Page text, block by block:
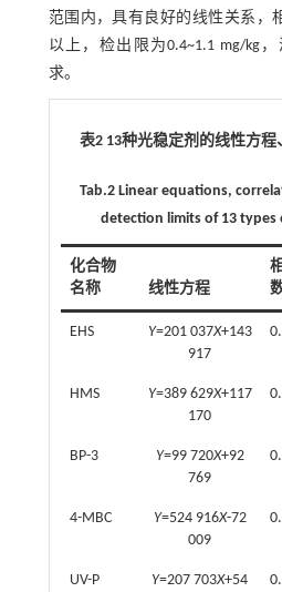
范围内，具有良好的线性关系，
以上，检出限为0.4~1.1 mg/kg
求。
表2 13种光稳定剂的线性方
Tab.2 Linear equations,
detection limits of 13 types
化合物
名称
线性方程
EHS Y=201 037X+143
917
HMS Y=389 629X+117
170
BP-3 Y=99 720X+92
769
4-MBC Y=524 916X-72
009
UV-P Y=207 703X+54